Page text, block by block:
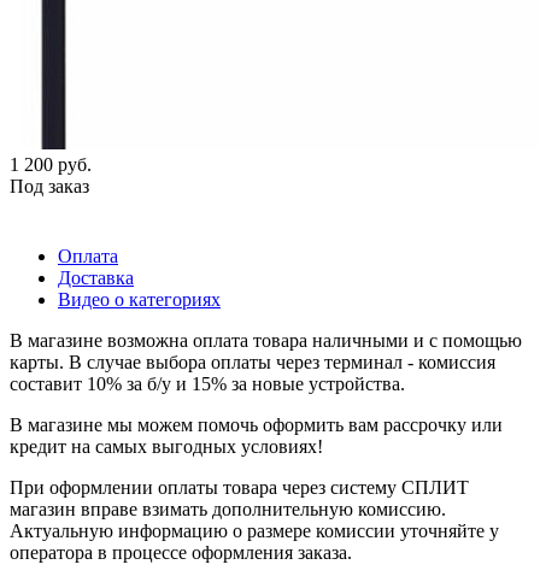
1 200 руб.
Под заказ
Оплата
Доставка
Видео о категориях
В магазине возможна оплата товара наличными и с помощью
карты. В случае выбора оплаты через терминал - комиссия
составит 10% за б/у и 15% за новые устройства.
В магазине мы можем помочь оформить вам рассрочку или
кредит на самых выгодных условиях!
При оформлении оплаты товара через систему СПЛИТ
магазин вправе взимать дополнительную комиссию.
Актуальную информацию о размере комиссии уточняйте у
оператора в процессе оформления заказа.